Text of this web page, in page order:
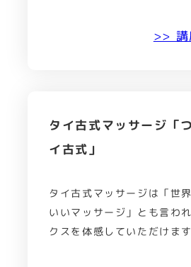
>> 講
タイ古式マッサージ「
イ古式」
タイ古式マッサージは「世
いいマッサージ」とも言わ
クスを体感していただけます